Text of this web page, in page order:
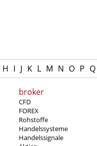
H I J K L M N O P Q
broker
CFD
FOREX
Rohstoffe
Handelssysteme
Handelssignale